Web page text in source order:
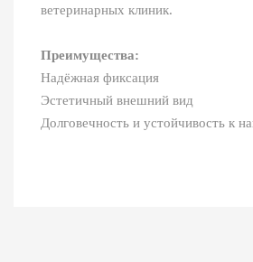
ветеринарных клиник.
Преимущества:
Надёжная фиксация
Эстетичный внешний вид
Долговечность и устойчивость к